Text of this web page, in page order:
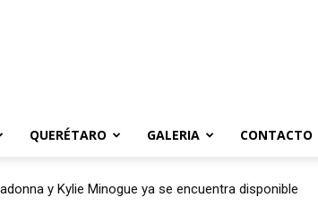
QUERÉTARO GALERIA CONTACTO
y Kylie Minogue ya se encuentra disponible